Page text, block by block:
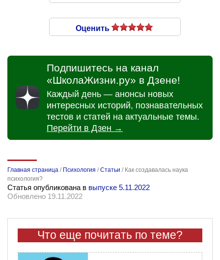
Оценить
Подпишитесь на канал
«ШколаЖизни.ру» в Дзене!
Каждый день — анонсы новых
интересных историй, познавательных
тестов и статей на актуальные темы.
Перейти в Дзен →
Главная страница / Психология /Статьи / Как создавалась наука
психология?
Статья опубликована в выпуске 5.11.2022
Обновлено 19.11.2022
Что еще почитать по теме?